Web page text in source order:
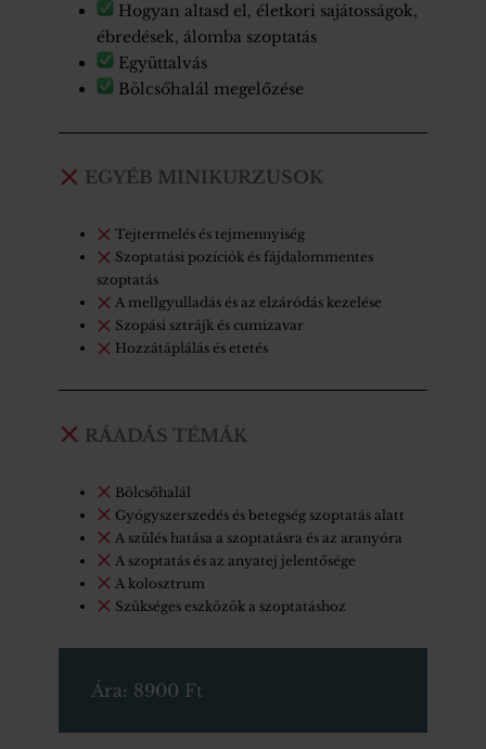
Hogyan altasd el, életkori sajátosságok,
ébredések, álomba szoptatás
Együttalvás
Bölcsőhalál megelőzése
EGYÉB MINIKURZUSOK
Tejtermelés és tejmennyiség
Szoptatási pozíciók és fájdalommentes
szoptatás
A mellgyulladás és az elzáródás kezelése
Szopási sztrájk és cumizavar
Hozzátáplálás és etetés
RÁADÁS TÉMÁK
Bölcsőhalál
Gyógyszerszedés és betegség szoptatás alatt
A szülés hatása a szoptatásra és az aranyóra
A szoptatás és az anyatej jelentősége
A kolosztrum
Szükséges eszközök a szoptatáshoz
Ára: 8900 Ft